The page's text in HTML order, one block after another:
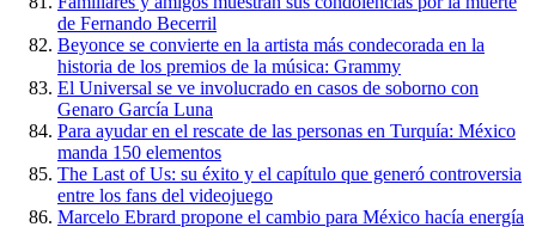
de Fernando Becerril
Beyonce se convierte en la artista más condecorada en la
historia de los premios de la música: Grammy
El Universal se ve involucrado en casos de soborno con
Genaro García Luna
Para ayudar en el rescate de las personas en Turquía: México
manda 150 elementos
The Last of Us: su éxito y el capítulo que generó controversia
entre los fans del videojuego
Marcelo Ebrard propone el cambio para México hacía energía